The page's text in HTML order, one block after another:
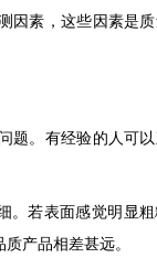
因素，这些因素是
题。有经验的人可
。若表面感觉明显
产品相差甚远。